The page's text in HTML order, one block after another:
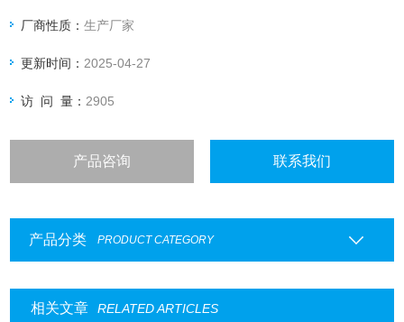
厂商性质：生产厂家
更新时间： 2025-04-27
访 问 量： 2905
产品咨询 联系我们
产品分类 PRODUCT CATEGORY
相关文章 RELATED ARTICLES